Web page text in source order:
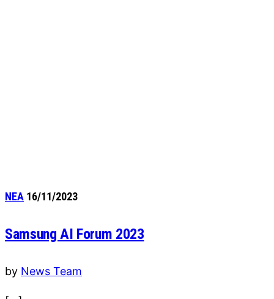
ΝΕΑ 16/11/2023
Samsung AI Forum 2023
by News Team